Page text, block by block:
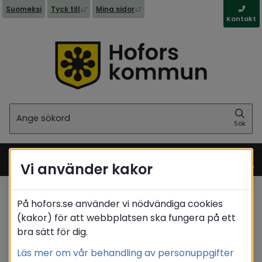
Suomeksi Tyck till Länk till annan webbplats, öppnas i nytt
Mina sidor Länk till annan webbplats,
Kontakt
Sök
Meny
Startsida Kommun & politik
Politik
/ Förtroendevalda / Matrikel
/ Andersson Ingrid
Translate
Vi använder kakor
På hofors.se använder vi nödvändiga cookies
(kakor) för att webbplatsen ska fungera på ett
bra sätt för dig.
Läs mer om vår behandling av personuppgifter